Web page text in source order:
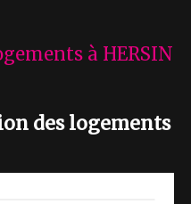
à HERSIN
des logements